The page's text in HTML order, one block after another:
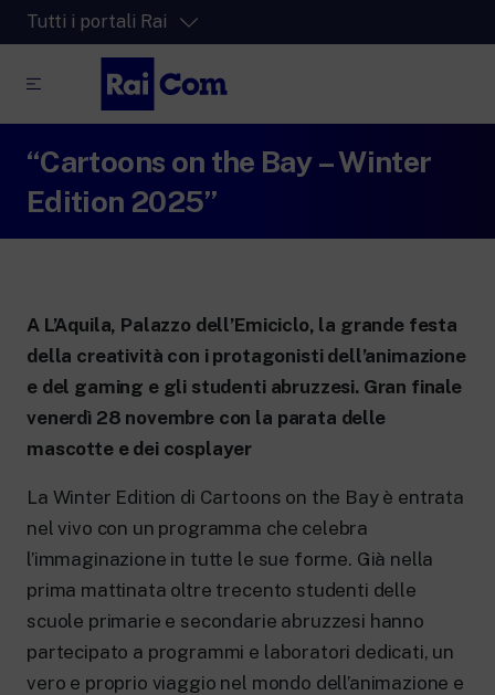
Tutti i portali Rai
RaiPlay
Lo spazio sicuro ricco di cartoni animati
per i più piccoli.
New 24 ore su 24: attualità, ultime notizie
Le redazioni regionali di RaiNews.
“Cartoons on the Bay – Winter
Edition 2025”
A L’Aquila, Palazzo dell’Emiciclo, la grande festa
della creatività con i protagonisti dell’animazione
e del gaming e gli studenti abruzzesi. Gran finale
venerdì 28 novembre con la parata delle
mascotte e dei cosplayer
La Winter Edition di Cartoons on the Bay è entrata
nel vivo con un programma che celebra
l’immaginazione in tutte le sue forme. Già nella
prima mattinata oltre trecento studenti delle
scuole primarie e secondarie abruzzesi hanno
partecipato a programmi e laboratori dedicati, un
vero e proprio viaggio nel mondo dell’animazione e